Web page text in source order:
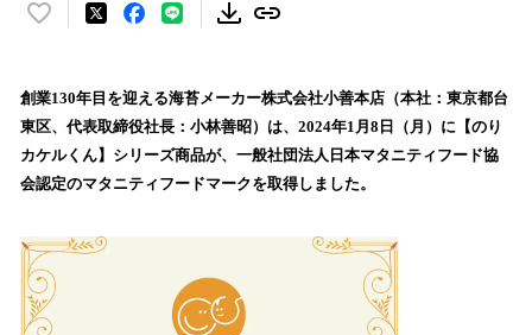
い
！
数
を
読
み
中
で
す
創業130年目を迎える海苔メーカー株式会社小善本店（本社：東京都台
東区、代表取締役社長：小林善昭）は、2024年1月8日（月）に【のり
カケルくん】シリーズ商品が、一般社団法人日本マタニティフード協
会認定のマタニティフードマークを取得しました。